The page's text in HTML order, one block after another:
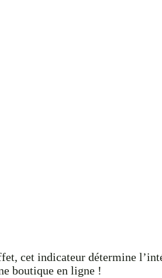
cet indicateur détermine
boutique en ligne !